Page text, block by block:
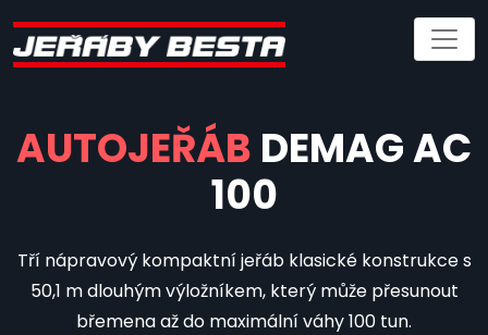
AUTOJEŘÁB DEMAG AC
100
Tří nápravový kompaktní jeřáb klasické konstrukce s
50,1 m dlouhým výložníkem, který může přesunout
břemena až do maximální váhy 100 tun.